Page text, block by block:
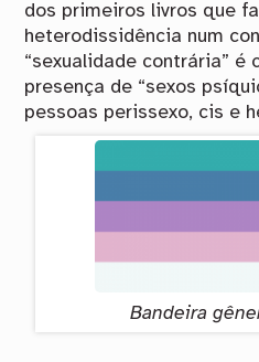
dos primeiros livros que
heterodissidência num
“sexualidade contrária” é
presença de “sexos
pessoas perissexo, cis e
Bandeira